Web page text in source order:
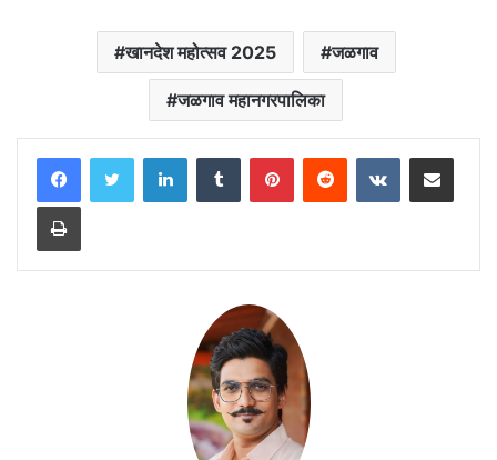
खानदेश महोत्सव 2025 जळगाव
जळगाव महानगरपालिका
LinkedInTumblr PinterestReddit VKontakteShare via Email
Print